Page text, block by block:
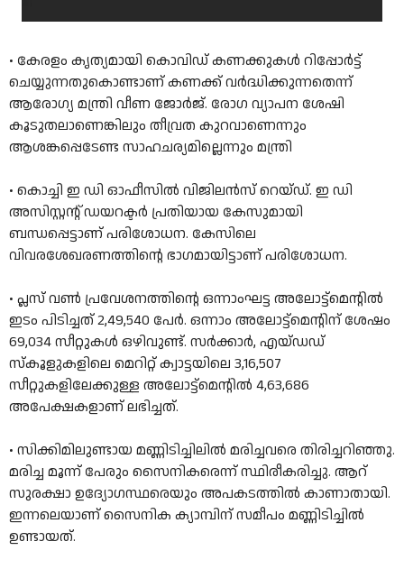
• കേരളം കൃത്യമായി കൊവിഡ് കണക്കുകള്‍ റിപ്പോര്‍ട്ട്
ചെയ്യുന്നതുകൊണ്ടാണ് കണക്ക് വര്‍ദ്ധിക്കുന്നതെന്ന്
ആരോഗ്യ മന്ത്രി വീണ ജോര്‍ജ്. രോഗ വ്യാപന ശേഷി
കൂടുതലാണെങ്കിലും തീവ്രത കുറവാണെന്നും
ആശങ്കപ്പെടേണ്ട സാഹചര്യമില്ലെന്നും മന്ത്രി
• കൊച്ചി ഇ ഡി ഓഫീസിൽ വിജിലൻസ് റെയ്ഡ്. ഇ ഡി
അസിസ്റ്റൻ്റ് ഡയറക്ടർ പ്രതിയായ കേസുമായി
ബന്ധപ്പെട്ടാണ് പരിശോധന. കേസിലെ
വിവരശേഖരണത്തിൻ്റെ ഭാഗമായിട്ടാണ് പരിശോധന.
• പ്ലസ് വണ്‍ പ്രവേശനത്തിന്റെ ഒന്നാംഘട്ട അലോട്ട്മെന്റില്‍
ഇടം പിടിച്ചത് 2,49,540 പേര്‍. ഒന്നാം അലോട്ട്മെന്റിന് ശേഷം
69,034 സീറ്റുകള്‍ ഒഴിവുണ്ട്. സർക്കാർ, എയ്ഡഡ്
സ്‌കൂളുകളിലെ മെറിറ്റ് ക്വാട്ടയിലെ 3,16,507
സീറ്റുകളിലേക്കുള്ള അലോട്ട്മെന്റില്‍ 4,63,686
അപേക്ഷകളാണ് ലഭിച്ചത്.
• സിക്കിമിലുണ്ടായ മണ്ണിടിച്ചിലിൽ മരിച്ചവരെ തിരിച്ചറിഞ്ഞു.
മരിച്ച മൂന്ന് പേരും സൈനികരെന്ന് സ്ഥിരീകരിച്ചു. ആറ്
സുരക്ഷാ ഉദ്യോഗസ്ഥരെയും അപകടത്തിൽ കാണാതായി.
ഇന്നലെയാണ് സൈനിക ക്യാമ്പിന് സമീപം മണ്ണിടിച്ചിൽ
ഉണ്ടായത്.